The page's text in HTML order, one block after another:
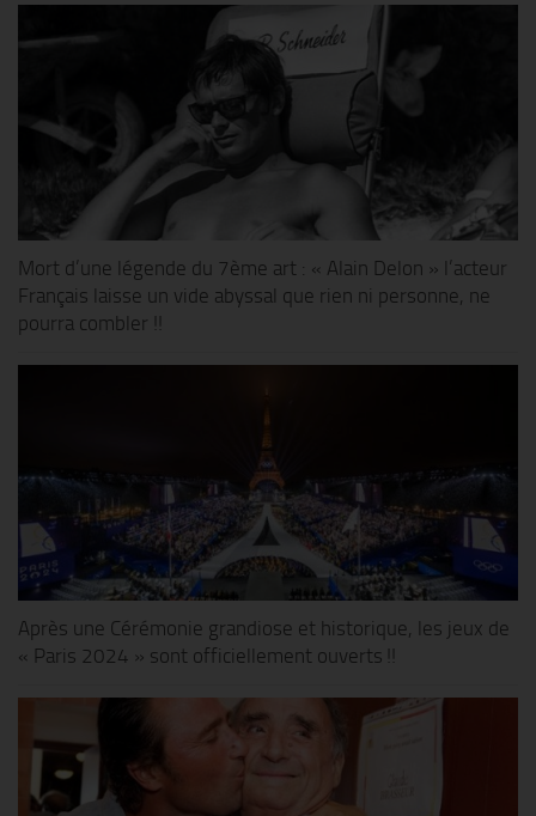
Mort d’une légende du 7ème art : « Alain Delon » l’acteur
Français laisse un vide abyssal que rien ni personne, ne
pourra combler !!
Après une Cérémonie grandiose et historique, les jeux de
« Paris 2024 » sont officiellement ouverts !!